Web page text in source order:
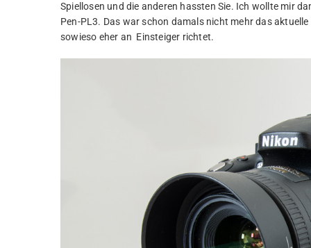
Spiellosen und die anderen hassten Sie. Ich wollte mir
Pen-PL3. Das war schon damals nicht mehr das
sowieso eher an Einsteiger richtet.